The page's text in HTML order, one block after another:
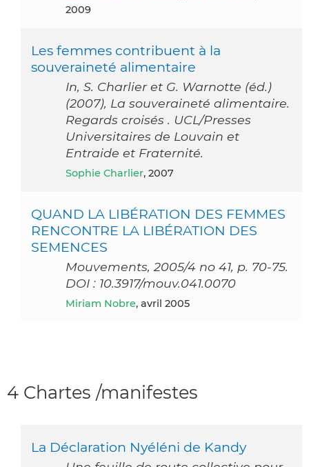
2009
Les femmes contribuent à la
souveraineté alimentaire
In, S. Charlier et G. Warnotte (éd.)
(2007), La souveraineté alimentaire.
Regards croisés . UCL/Presses
Universitaires de Louvain et
Entraide et Fraternité.
Sophie Charlier, 2007
QUAND LA LIBÉRATION DES FEMMES
RENCONTRE LA LIBÉRATION DES
SEMENCES
Mouvements, 2005/4 no 41, p. 70-75.
DOI : 10.3917/mouv.041.0070
Miriam Nobre, avril 2005
4 Chartes /manifestes
La Déclaration Nyéléni de Kandy